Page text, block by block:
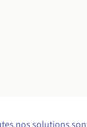
nos solutions